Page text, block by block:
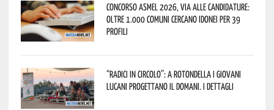
Concorso Asmel 2026, via alle candidature:
oltre 1.000 Comuni cercano idonei per 39
profili
“Radici in Circolo”: a Rotondella i giovani
lucani progettano il domani. I dettagli